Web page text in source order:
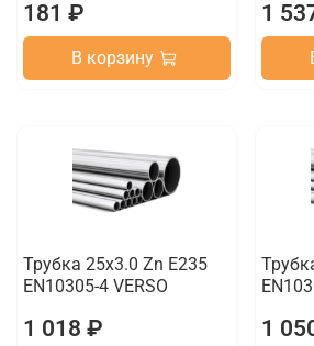
181 ₽
В корзину
1
Трубка 25х3.0 Zn E235
EN10305-4 VERSO
1 018 ₽ 1